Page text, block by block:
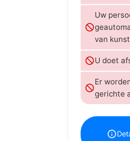
Uw
van
U doet
Er
gerichte